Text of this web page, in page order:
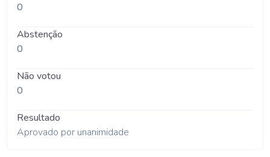
0
Abstenção
0
Não votou
0
Resultado
Aprovado por unanimidade